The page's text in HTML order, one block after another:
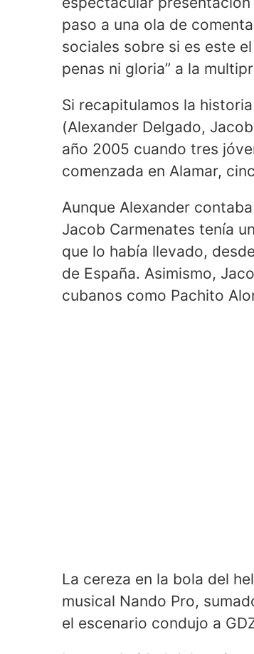
paso a una ola de
sociales sobre si es este
penas ni gloria” a la
Si recapitulamos la
(Alexander Delgado,
año 2005 cuando tres
comenzada en Alamar,
Aunque Alexander
Jacob Carmenates tenía
que lo había llevado,
de España. Asimismo,
cubanos como Pachito
La cereza en la bola del
musical Nando Pro,
el escenario condujo a